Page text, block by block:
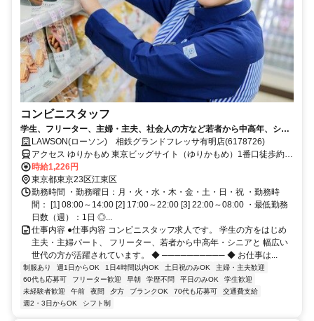
コンビニスタッフ
学生、フリーター、主婦・主夫、社会人の方など若者から中高年、シニ
アの方まで皆さん大歓迎!!
LAWSON(ローソン) 相鉄グランドフレッサ有明店(6178726)
アクセス ゆりかもめ 東京ビッグサイト（ゆりかもめ）1番口徒歩約5
分、りんかい線 国際展示場（りんかい線）C口徒歩約6分、ゆりかも
め 有明（東京都）1番口徒歩約9分
時給1,226円
東京都東京23区江東区
勤務時間 ・勤務曜日：月・火・水・木・金・土・日・祝 ・勤務時
間： [1] 08:00～14:00 [2] 17:00～22:00 [3] 22:00～08:00 ・最低勤務
日数（週）：1日 ◎...
仕事内容 ●仕事内容 コンビニスタッフ求人です。 学生の方をはじめ
主夫・主婦パート、 フリーター、若者から中高年・シニアと 幅広い
世代の方が活躍されています。 ◆ ────────── ◆ お仕事は...
制服あり 週1日からOK 1日4時間以内OK 土日祝のみOK
主婦・主夫歓迎
60代も応募可
フリーター歓迎 早朝 学歴不問 平日のみOK
学生歓迎
未経験者歓迎
午前 夜間 夕方 ブランクOK 70代も応募可
交通費支給
週2・3日からOK
シフト制